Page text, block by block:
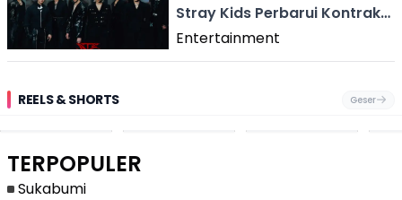
Stray Kids Perbarui Kontrak
dengan Agensi
Entertainment
REELS & SHORTS Geser
Festival Ekstrem
Banteng
"Bang Messi"
TERPOPULER
Sukabumi